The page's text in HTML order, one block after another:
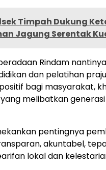
Timpah Dukung
Jagung Serentak
Rindam
dan pelatihan
bagi masyarakat,
melibatkan
pentingnya
akuntabel,
lokal dan